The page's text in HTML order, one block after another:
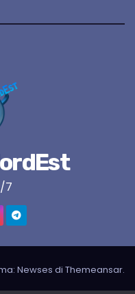
7
Newses di Themeansar.